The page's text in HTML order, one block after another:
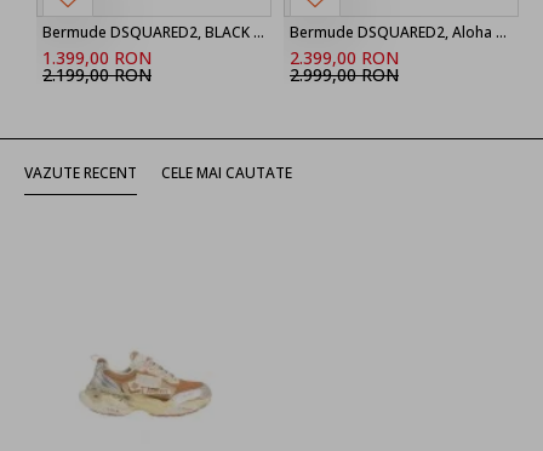
Bermude DSQUARED2, BLACK ‘Marine’ denim shorts
1.399,00 RON
2.199,00 RON
Bermude DSQUARED2, Aloha Souvenir Boxer Shorts
2.399,00 RON
2.999,00 RON
VAZUTE RECENT CELE MAI CAUTATE